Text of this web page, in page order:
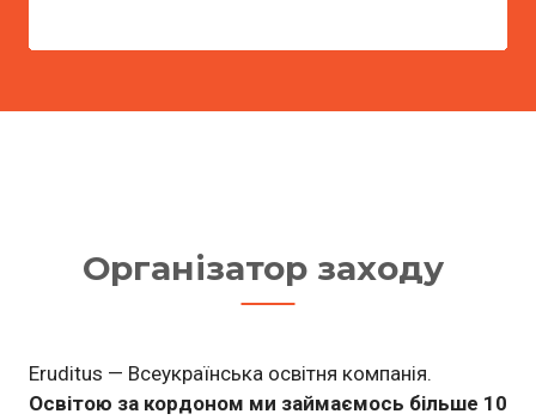
Організатор заходу
Eruditus — Всеукраїнська освітня компанія.
Освітою за кордоном ми займаємось більше 10